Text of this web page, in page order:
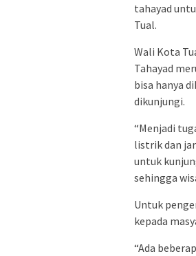
tahayad
Tual.
Wali Kota
Tahayad
bisa hanya
dikunjungi.
“Menjadi
listrik dan
untuk
sehingga
Untuk
kepada
“Ada